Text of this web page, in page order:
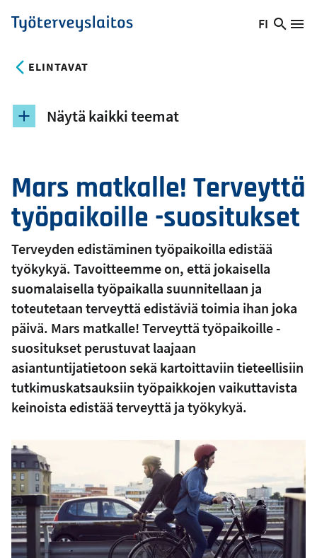
Hyppää
pääsisältöön
Työterveyslaitos
Vaihda
FI
Hae
ELINTAVAT
Mars matkalle! Terveyttä
työpaikoille -suositukset
Terveyden edistäminen työpaikoilla edistää
työkykyä. Tavoitteemme on, että jokaisella
suomalaisella työpaikalla suunnitellaan ja
toteutetaan terveyttä edistäviä toimia ihan joka
päivä. Mars matkalle! Terveyttä työpaikoille -
suositukset perustuvat laajaan
asiantuntijatietoon sekä kartoittaviin tieteellisiin
tutkimuskatsauksiin työpaikkojen vaikuttavista
keinoista edistää terveyttä ja työkykyä.
Näytä kaikki teemat